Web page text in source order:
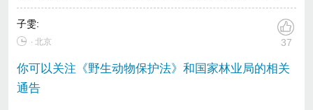
子雯:
∙ 北京 37
你可以关注《野生动物保护法》和国家林业局的相关
通告